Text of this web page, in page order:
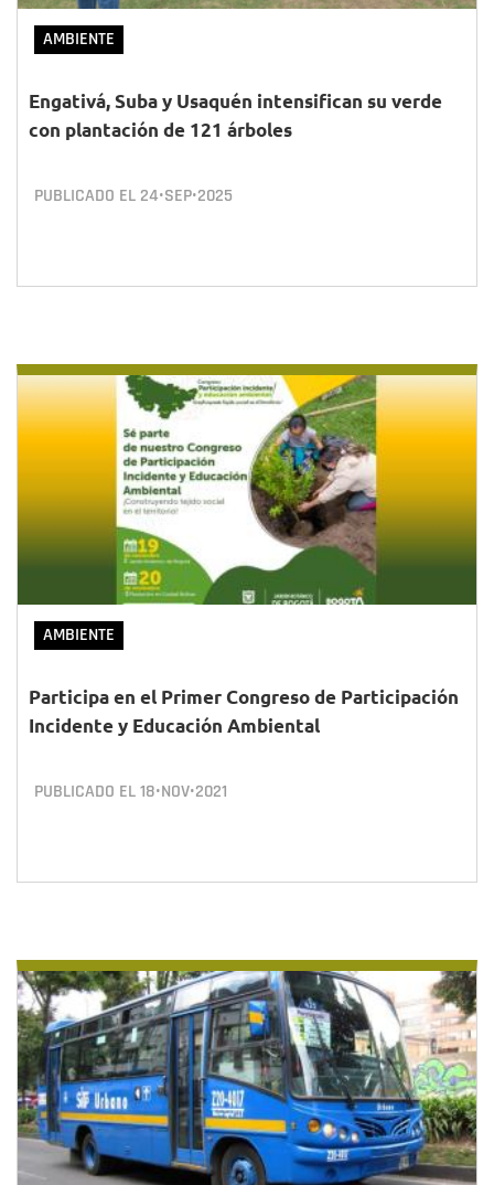
AMBIENTE
Engativá, Suba y Usaquén intensifican su verde
con plantación de 121 árboles
PUBLICADO EL 24•SEP•2025
AMBIENTE
Participa en el Primer Congreso de Participación
Incidente y Educación Ambiental
PUBLICADO EL18•NOV•2021